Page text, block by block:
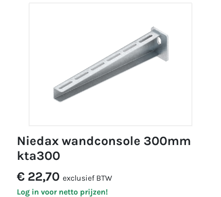
niedax wandconsole 300mm
kta300
€ 22,70 exclusief BTW
Log in voor netto prijzen!